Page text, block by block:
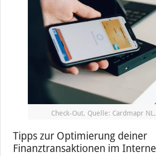
Check-Out, Quelle: Cardmapr
Tipps zur Optimierung deiner
Finanztransaktionen im